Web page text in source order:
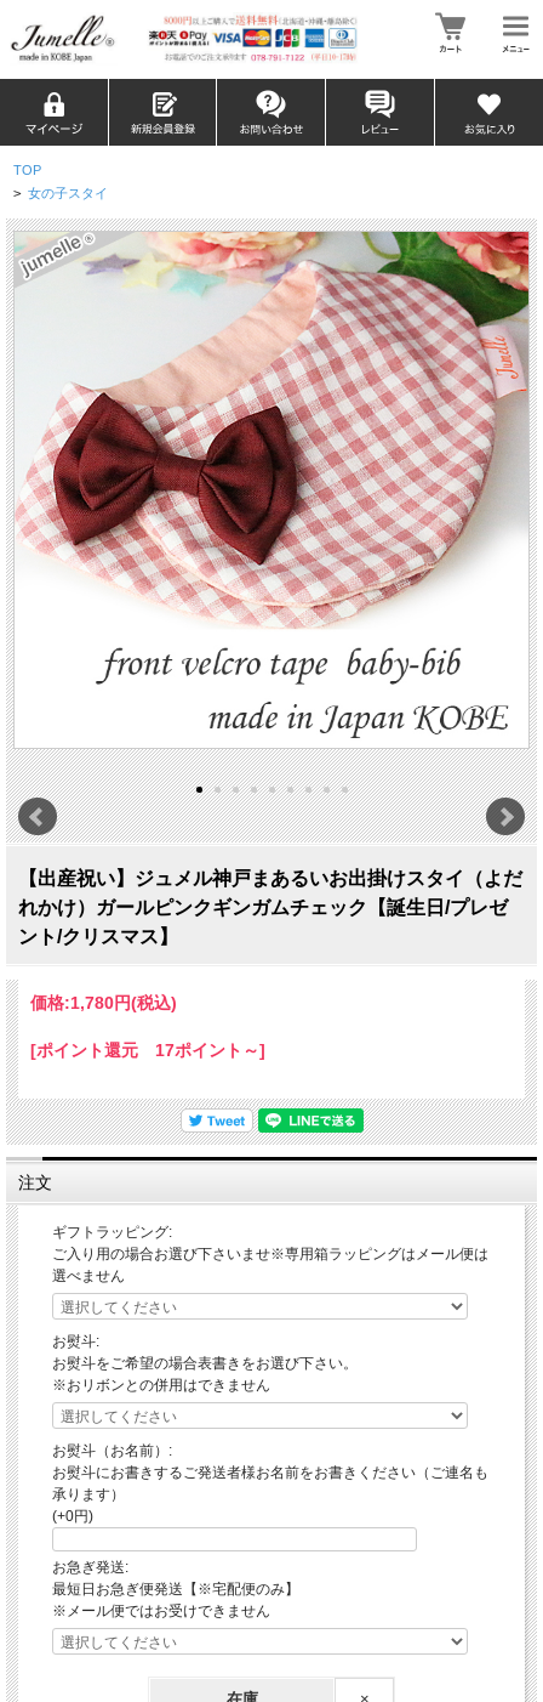
TOP
> 女の子スタイ
【出産祝い】ジュメル神戸まあるいお出掛けスタイ（よだ
れかけ）ガールピンクギンガムチェック【誕生日/プレゼ
ント/クリスマス】
価格:1,780円(税込)
[ポイント還元 17ポイント～]
注文
ギフトラッピング:
ご入り用の場合お選び下さいませ※専用箱ラッピングはメール便は
選べません
お熨斗:
お熨斗をご希望の場合表書きをお選び下さい。
※おリボンとの併用はできません
お熨斗（お名前）:
お熨斗にお書きするご発送者様お名前をお書きください（ご連名も
承ります）
(+0円)
お急ぎ発送:
最短日お急ぎ便発送【※宅配便のみ】
※メール便ではお受けできません